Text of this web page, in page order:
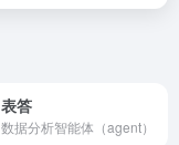
表答
数据分析智能体（agent）